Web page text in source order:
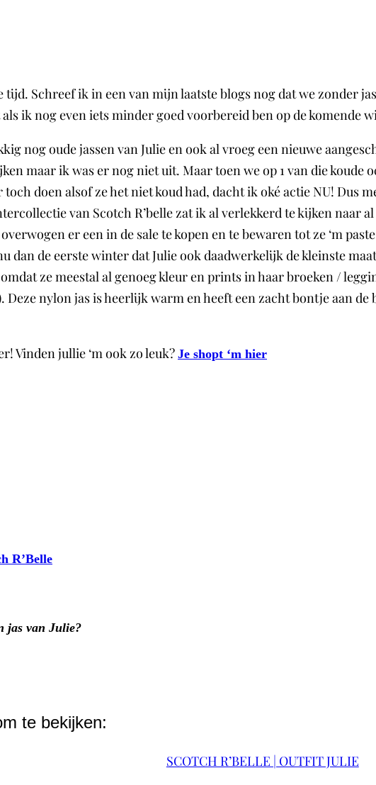
tijd. Schreef ik in een van mijn laatste blogs nog dat we zonder
ik nog even iets minder goed voorbereid ben op de komende
nog oude jassen van Julie en ook al vroeg een nieuwe
maar ik was er nog niet uit. Maar toen we op 1 van die
doen alsof ze het niet koud had, dacht ik oké actie NU! Dus
van Scotch R’belle zat ik al verlekkerd te kijken naar
er een in de sale te kopen en te bewaren tot ze ‘m
dan de eerste winter dat Julie ook daadwerkelijk de kleinste
ze meestal al genoeg kleur en prints in haar broeken /
nylon jas is heerlijk warm en heeft een zacht bontje aan
Vinden jullie ‘m ook zo leuk? Je shopt ‘m hier
R’Belle
jas van Julie?
te bekijken:
SCOTCH R’BELLE | OUTFIT JULIE